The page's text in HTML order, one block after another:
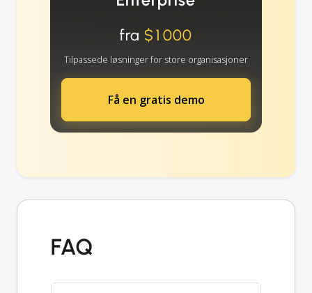
fra $1000
Tilpassede løsninger for store organisasjoner
Få en gratis demo
FAQ